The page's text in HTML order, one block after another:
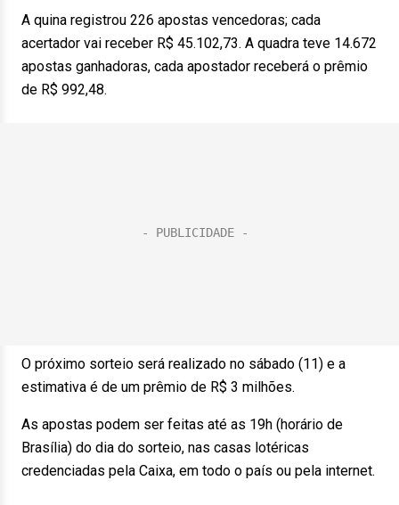
A quina registrou 226 apostas vencedoras; cada
acertador vai receber R$ 45.102,73. A quadra teve 14.672
apostas ganhadoras, cada apostador receberá o prêmio
de R$ 992,48.
O próximo sorteio será realizado no sábado (11) e a
estimativa é de um prêmio de R$ 3 milhões.
As apostas podem ser feitas até as 19h (horário de
Brasília) do dia do sorteio, nas casas lotéricas
credenciadas pela Caixa, em todo o país ou pela internet.